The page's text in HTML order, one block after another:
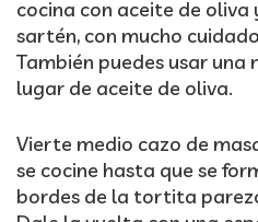
cocina con aceite de
sartén, con mucho
También puedes usar una
lugar de aceite de oliva.
Vierte medio cazo de
se cocine hasta que se
bordes de la tortita